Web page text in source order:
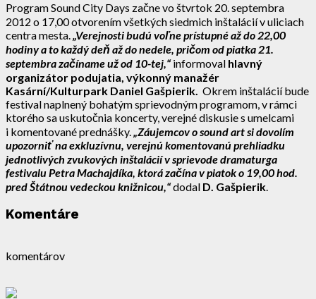
Program Sound City Days začne vo štvrtok 20. septembra
2012 o 17,00 otvorením všetkých siedmich inštalácií v uliciach
centra mesta.„Verejnosti budú voľne prístupné až do 22,00
hodiny a to každý deň až do nedele, pričom od piatka 21.
septembra začíname už od 10-tej,“informoval hlavný
organizátor podujatia, výkonný manažér
Kasární/Kulturpark Daniel Gašpierik. Okrem inštalácií bude
festival naplnený bohatým sprievodným programom, v rámci
ktorého sa uskutočnia koncerty, verejné diskusie s umelcami
i komentované prednášky.„Záujemcov o sound art si dovolím
upozorniť na exkluzívnu, verejnú komentovanú prehliadku
jednotlivých zvukových inštalácií v sprievode dramaturga
festivalu Petra Machajdíka, ktorá začína v piatok o 19,00 hod.
pred Štátnou vedeckou knižnicou,“dodal D. Gašpierik.
Komentáre
komentárov